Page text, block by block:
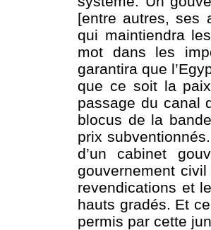
[entre autres, ses
qui maintiendra
mot dans les
garantira que
que ce soit la paix
passage du canal
blocus de la
prix
d’un cabinet
gouvernement
revendications et
hauts gradés. Et
permis par cette